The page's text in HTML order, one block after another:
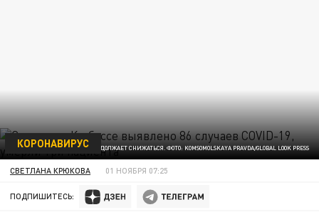
ЗАБОЛЕВАЕМОСТЬ ПРОДОЛЖАЕТ СНИЖАТЬСЯ. ФОТО: KOMSOMOLSKAYA PRAVDA/GLOBAL LOOK PRESS
КОРОНАВИРУС
СВЕТЛАНА КРЮКОВА 01 НОЯБРЯ 07:25
ПОДПИШИТЕСЬ: